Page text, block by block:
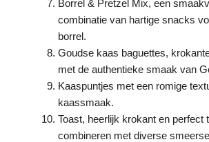
Borrel & Pretzel Mix, een
combinatie van hartige snacks
borrel.
Goudse kaas baguettes,
met de authentieke smaak van
Kaaspuntjes met een romige
kaassmaak.
Toast, heerlijk krokant en perfect
combineren met diverse